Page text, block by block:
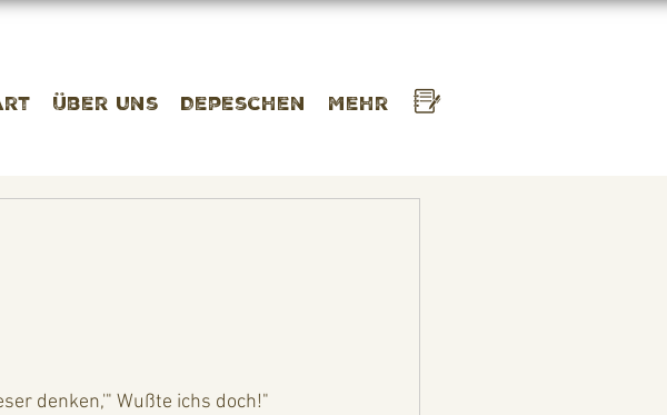
Über uns Depeschen Mehr
denken,'" Wußte ichs doch!"